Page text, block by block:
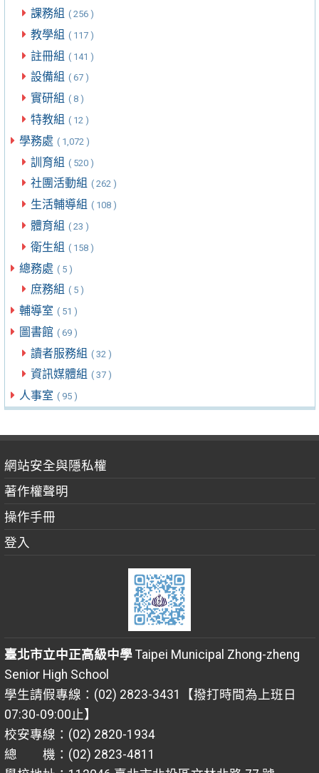
課務組 ( 256 )
教學組 ( 117 )
註冊組 ( 141 )
設備組 ( 67 )
實研組 ( 8 )
特教組 ( 12 )
學務處 ( 1,072 )
訓育組 ( 520 )
社團活動組 ( 262 )
生活輔導組 ( 108 )
體育組 ( 23 )
衛生組 ( 158 )
總務處 ( 5 )
庶務組 ( 5 )
輔導室 ( 51 )
圖書館 ( 69 )
讀者服務組 ( 32 )
資訊媒體組 ( 37 )
人事室 ( 95 )
網站安全與隱私權
著作權聲明
操作手冊
登入
臺北市立中正高級中學Taipei Municipal Zhong-zheng
Senior High School
學生請假專線：(02) 2823-3431【撥打時間為上班日
07:30-09:00止】
校安專線：(02) 2820-1934
總 機：(02) 2823-4811